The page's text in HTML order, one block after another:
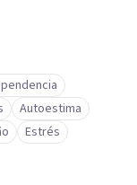
Autoestima
Estrés